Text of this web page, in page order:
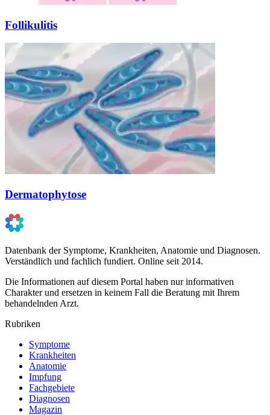
Follikulitis
Dermatophytose
Datenbank der Symptome, Krankheiten, Anatomie und Diagnosen.
Verständlich und fachlich fundiert. Online seit 2014.
Die Informationen auf diesem Portal haben nur informativen
Charakter und ersetzen in keinem Fall die Beratung mit Ihrem
behandelnden Arzt.
Rubriken
Symptome
Krankheiten
Anatomie
Impfung
Fachgebiete
Diagnosen
Magazin